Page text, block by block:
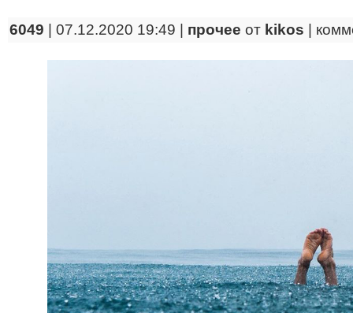
6049 | 07.12.2020 19:49 | прочее от kikos